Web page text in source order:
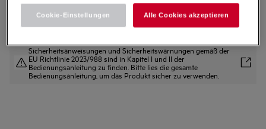
Sicherheitsanweisungen und Sicherheitswarnungen gemäß der
EU Richtlinie 2023/988 sind in Kapitel I und II der
Bedienungsanleitung zu finden. Bitte lies die gesamte
Bedienungsanleitung, um das Produkt sicher zu verwenden.
Cookie-Einstellungen Alle Cookies akzeptieren